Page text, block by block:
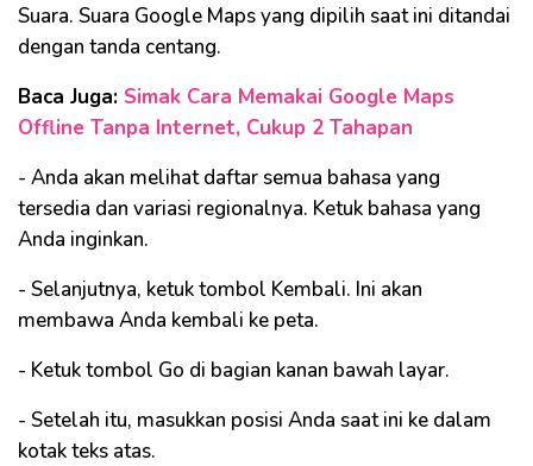
Suara. Suara Google Maps yang dipilih saat ini ditandai
dengan tanda centang.
Baca Juga: Simak Cara Memakai Google Maps
Offline Tanpa Internet, Cukup 2 Tahapan
- Anda akan melihat daftar semua bahasa yang
tersedia dan variasi regionalnya. Ketuk bahasa yang
Anda inginkan.
- Selanjutnya, ketuk tombol Kembali. Ini akan
membawa Anda kembali ke peta.
- Ketuk tombol Go di bagian kanan bawah layar.
- Setelah itu, masukkan posisi Anda saat ini ke dalam
kotak teks atas.